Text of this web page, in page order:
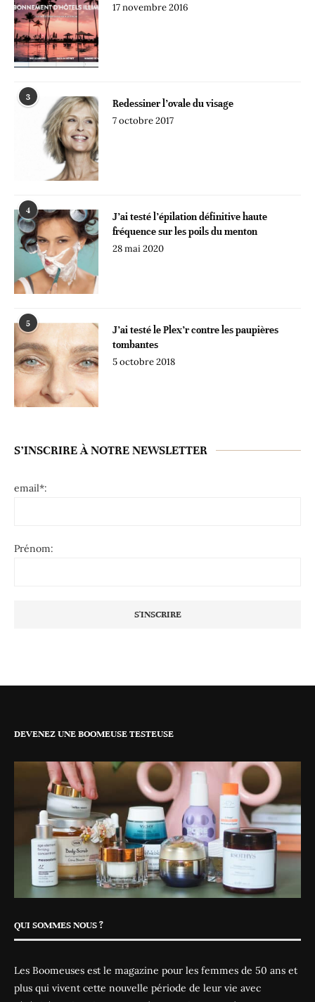
17 novembre 2016
3
Redessiner l’ovale du visage
7 octobre 2017
4
J’ai testé l’épilation définitive haute
fréquence sur les poils du menton
28 mai 2020
5
J’ai testé le Plex’r contre les paupières
tombantes
5 octobre 2018
S’INSCRIRE À NOTRE NEWSLETTER
email*:
Prénom:
DEVENEZ UNE BOOMEUSE TESTEUSE
QUI SOMMES NOUS ?
Les Boomeuses est le magazine pour les femmes de 50 ans et
plus qui vivent cette nouvelle période de leur vie avec